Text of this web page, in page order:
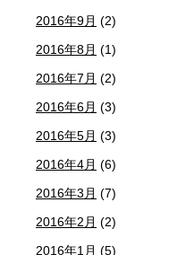
2016年9月 (2)
2016年8月 (1)
2016年7月 (2)
2016年6月 (3)
2016年5月 (3)
2016年4月 (6)
2016年3月 (7)
2016年2月 (2)
2016年1月 (5)